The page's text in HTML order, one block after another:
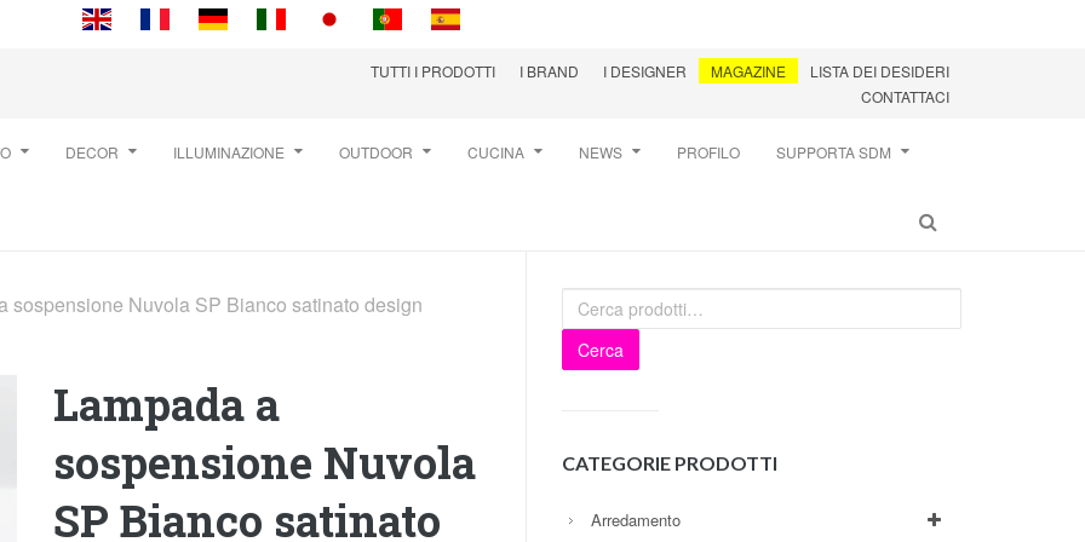
TUTTI I PRODOTTI I BRAND I DESIGNER MAGAZINE
LISTA DEI DESIDERI
CONTATTACI
DECOR ILLUMINAZIONE OUTDOOR CUCINA NEWS PROFILO SUPPORTA SDM
sospensione Nuvola SP Bianco satinato design
Lampada a
sospensione Nuvola
SP Bianco satinato
Cerca
CATEGORIE PRODOTTI
Arredamento